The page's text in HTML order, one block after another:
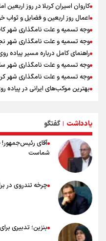
کاروان اسیران کربلا در روز
اعمال روز اربعین و فضایل و ثواب
وجه تسمیه و علت نامگذاری شهر
وجه تسمیه و علت نامگذاری شهر
راهنمای کامل درباره مسیر پیاده
وجه تسمیه و علت نامگذاری شهر
وجه تسمیه و علت نامگذاری شهر
بهترین موکب‌های ایرانی در پیاده روی
۲۰ نکته دوستانه درباره پیاده روی اربعین و عراقی ها
یادداشت | گفتگو
آقای رئیس‌جمهور!
شماست
چرخه تندروی در
بنزین؛ تدبیری